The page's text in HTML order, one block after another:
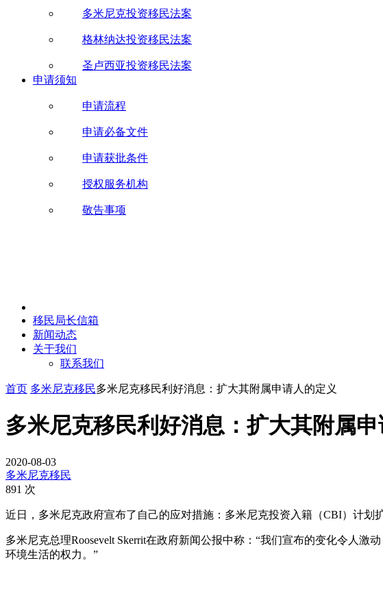
多米尼克投资移民法案
格林纳达投资移民法案
圣卢西亚投资移民法案
申请须知
申请流程
申请必备文件
申请获批条件
授权服务机构
敬告事项
移民局长信箱
新闻动态
关于我们
联系我们
首页 多米尼克移民多米尼克移民利好消息：扩大其附属申请人的定义
多米尼克移民利好消息：扩大其附属
2020-08-03
多米尼克移民
891 次
近日，多米尼克政府宣布了自己的应对措施：多米尼克投资入籍（CBI）计
多米尼克总理Roosevelt Skerrit在政府新闻公报中称：“我们宣布的变化令人
环境生活的权力。”